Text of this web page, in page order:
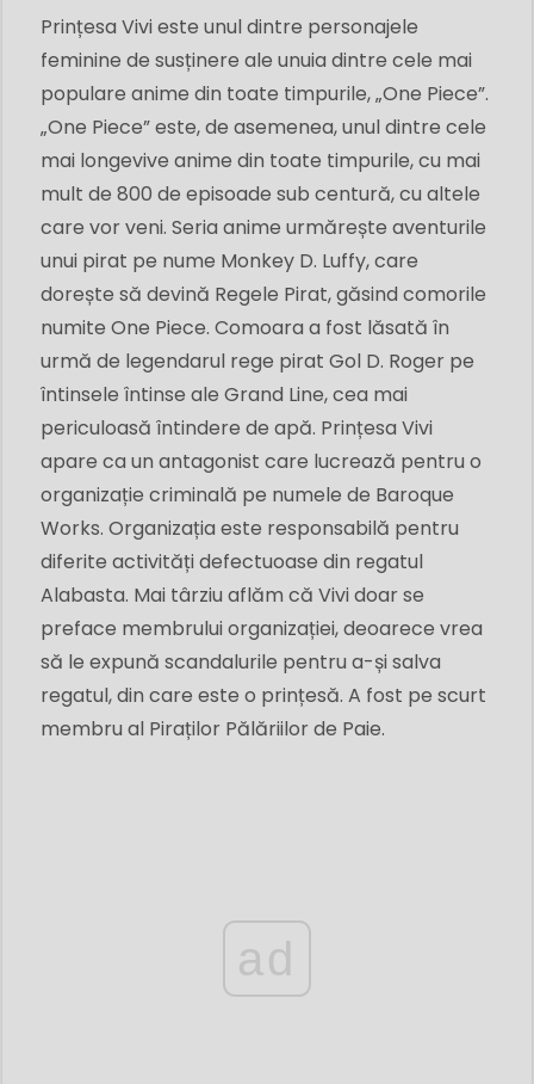
Prințesa Vivi este unul dintre personajele
feminine de susținere ale unuia dintre cele mai
populare anime din toate timpurile, „One Piece”.
„One Piece” este, de asemenea, unul dintre cele
mai longevive anime din toate timpurile, cu mai
mult de 800 de episoade sub centură, cu altele
care vor veni. Seria anime urmărește aventurile
unui pirat pe nume Monkey D. Luffy, care
dorește să devină Regele Pirat, găsind comorile
numite One Piece. Comoara a fost lăsată în
urmă de legendarul rege pirat Gol D. Roger pe
întinsele întinse ale Grand Line, cea mai
periculoasă întindere de apă. Prințesa Vivi
apare ca un antagonist care lucrează pentru o
organizație criminală pe numele de Baroque
Works. Organizația este responsabilă pentru
diferite activități defectuoase din regatul
Alabasta. Mai târziu aflăm că Vivi doar se
preface membrului organizației, deoarece vrea
să le expună scandalurile pentru a-și salva
regatul, din care este o prințesă. A fost pe scurt
membru al Piraților Pălăriilor de Paie.
ad